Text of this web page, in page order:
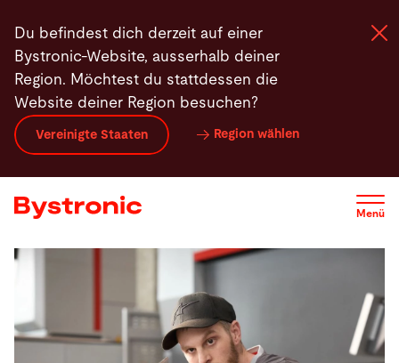
zum
Inhalt
Du befindest dich derzeit auf einer
Bystronic-Website, ausserhalb deiner
Region. Möchtest du stattdessen die
Website deiner Region besuchen?
Vereinigte Staaten Region wählen
Menü
Maschinen und Software
Services
Unternehmen